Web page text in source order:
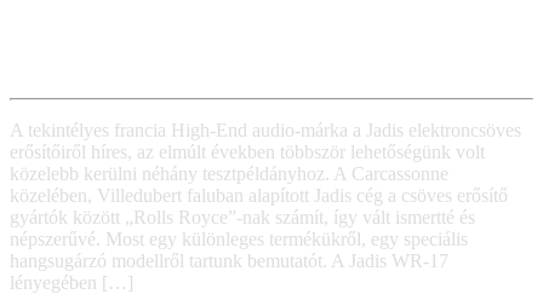
A tekintélyes francia High-End audio-márka a Jadis elektroncsöves
erősítőiről híres, az elmúlt években többször lehetőségünk volt
közelebb kerülni néhány tesztpéldányhoz. A Carcassonne
közelében, Villedubert faluban alapított Jadis cég a csöves erősítő
gyártók között „Rolls Royce”-nak számít, így vált ismertté és
népszerűvé. Most egy különleges termékükről, egy speciális
hangsugárzó modellről tartunk bemutatót. A Jadis WR-17
lényegében […]